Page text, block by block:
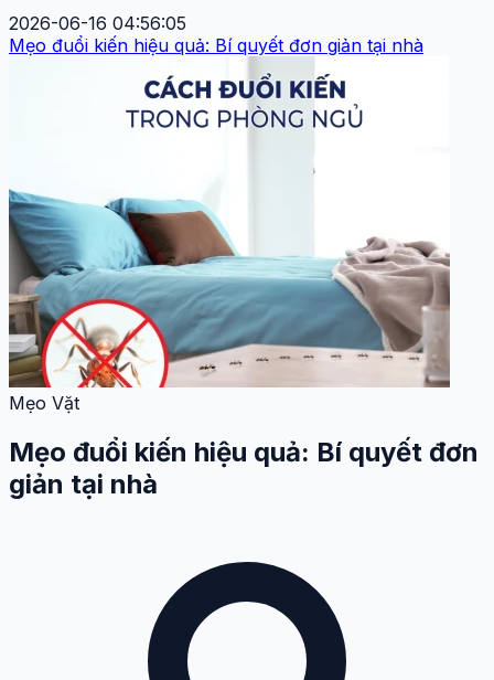
2026-06-16 04:56:05
Mẹo đuổi kiến hiệu quả: Bí quyết đơn giản tại nhà
Mẹo Vặt
Mẹo đuổi kiến hiệu quả: Bí quyết đơn
giản tại nhà